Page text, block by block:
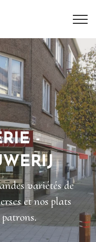
-
variétés de
et nos plats
patrons.